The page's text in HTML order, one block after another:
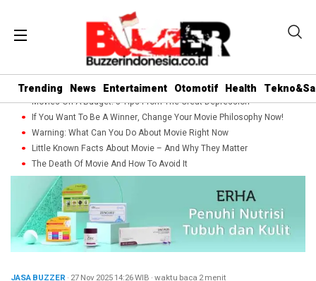
Trending News Entertaiment Otomotif Health
Movies On A Budget: 5 Tips From The Great Depression
If You Want To Be A Winner, Change Your Movie Philosophy Now!
Warning: What Can You Do About Movie Right Now
Little Known Facts About Movie – And Why They Matter
The Death Of Movie And How To Avoid It
JASA BUZZER · 27 Nov 202514:26WIB ·waktu baca 2 menit